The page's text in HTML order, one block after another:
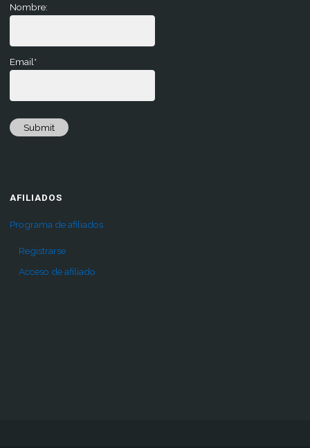
Nombre:
Email*
Submit
AFILIADOS
Programa de afiliados
Registrarse
Acceso de afiliado